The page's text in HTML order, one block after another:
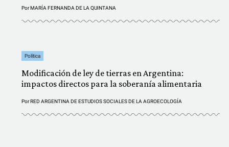
PorMARÍA FERNANDA DE LA QUINTANA
Política
Modificación de ley de tierras en Argentina:
impactos directos para la soberanía alimentaria
PorRED ARGENTINA DE ESTUDIOS SOCIALES DE LA AGROECOLOGÍA